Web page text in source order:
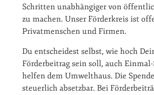
Schritten unabhängiger von
zu machen. Unser Förderkreis ist
Privatmenschen und Firmen.
Du entscheidest selbst, wie hoch
Förderbeitrag sein soll, auch
helfen dem Umwelthaus. Die
steuerlich absetzbar. Bei